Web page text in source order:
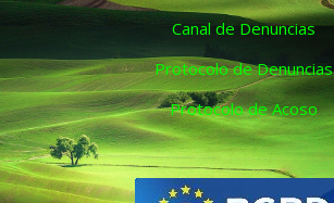
Canal de Denuncias
Protocolo de Denuncias
Protocolo de Acoso